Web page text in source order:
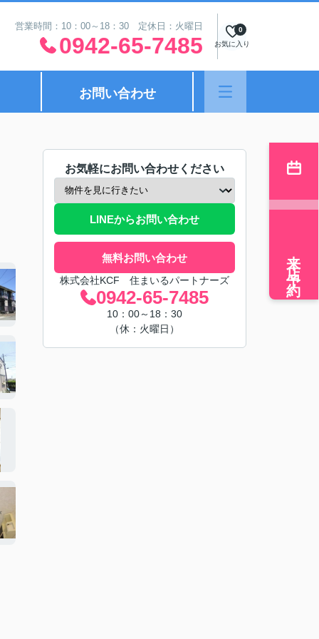
営業時間：10：00～18：30 定休日：火曜日
0942-65-7485 お気に入り
0
お問い合わせ
お気軽にお問い合わせください
LINEからお問い合わせ
無料お問い合わせ
株式会社KCF 住まいるパートナーズ
0942-65-7485
10：00～18：30
（休：火曜日）
来店予約